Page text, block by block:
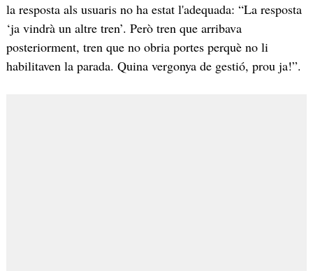
la resposta als usuaris no ha estat l'adequada: “La resposta
‘ja vindrà un altre tren’. Però tren que arribava
posteriorment, tren que no obria portes perquè no li
habilitaven la parada. Quina vergonya de gestió, prou ja!”.